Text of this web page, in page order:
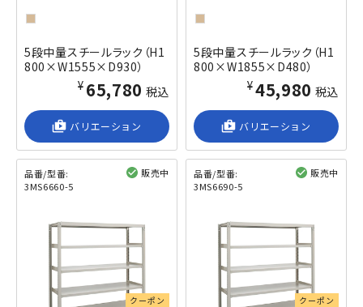
5段中量スチールラック（H1
800×W1555×D930）
¥65,780 税込
shop_2 バリエーション
5段中量スチールラック（H1
800×W1855×D480）
¥45,980 税込
shop_2 バリエーション
品番/型番:
3MS6660-5
販売中
クーポン
品番/型番:
3MS6690-5
販売中
クーポン